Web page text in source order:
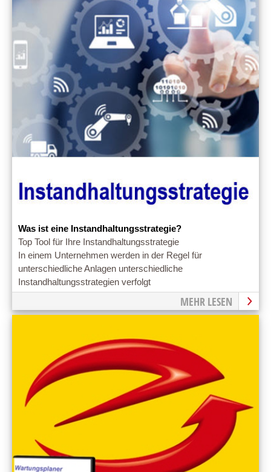
Was ist eine Instandhaltungsstrategie?
Top Tool für Ihre Instandhaltungsstrategie
In einem Unternehmen werden in der Regel für
unterschiedliche Anlagen unterschiedliche
Instandhaltungsstrategien verfolgt
MEHR LESEN